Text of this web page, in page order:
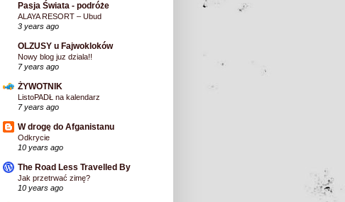
Pasja Świata - podróże
ALAYA RESORT – Ubud
3 years ago
OLZUSY u Fajwokloków
Nowy blog juz dziala!!
7 years ago
ŻYWOTNIK
ListoPADŁ na kalendarz
7 years ago
W drogę do Afganistanu
Odkrycie
10 years ago
The Road Less Travelled By
Jak przetrwać zimę?
10 years ago